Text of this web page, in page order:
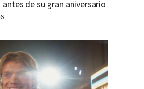
antes de su gran aniversario